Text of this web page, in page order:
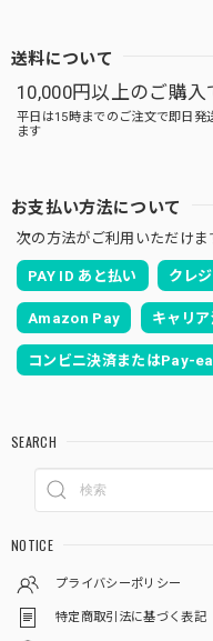
送料について
10,000円以上のご購入
平日は15時までのご注文で即日
ます
お支払い方法について
次の方法がご利用いただけま
PAY ID あと払い クレ
Amazon Pay キャリ
コンビニ決済またはPay-
SEARCH
NOTICE
プライバシーポリシー
特定商取引法に基づく表記